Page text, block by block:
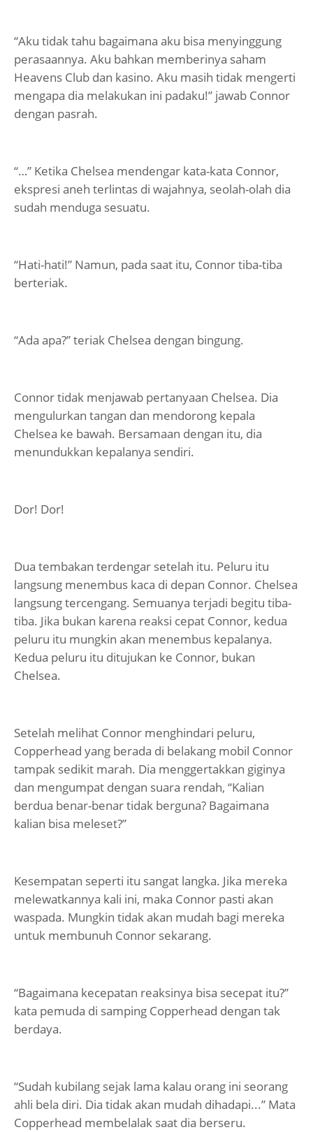
“Aku tidak tahu bagaimana aku bisa menyinggung
perasaannya. Aku bahkan memberinya saham
Heavens Club dan kasino. Aku masih tidak mengerti
mengapa dia melakukan ini padaku!” jawab Connor
dengan pasrah.
“…” Ketika Chelsea mendengar kata-kata Connor,
ekspresi aneh terlintas di wajahnya, seolah-olah dia
sudah menduga sesuatu.
“Hati-hati!” Namun, pada saat itu, Connor tiba-tiba
berteriak.
“Ada apa?” teriak Chelsea dengan bingung.
Connor tidak menjawab pertanyaan Chelsea. Dia
mengulurkan tangan dan mendorong kepala
Chelsea ke bawah. Bersamaan dengan itu, dia
menundukkan kepalanya sendiri.
Dor! Dor!
Dua tembakan terdengar setelah itu. Peluru itu
langsung menembus kaca di depan Connor. Chelsea
langsung tercengang. Semuanya terjadi begitu tiba-
tiba. Jika bukan karena reaksi cepat Connor, kedua
peluru itu mungkin akan menembus kepalanya.
Kedua peluru itu ditujukan ke Connor, bukan
Chelsea.
Setelah melihat Connor menghindari peluru,
Copperhead yang berada di belakang mobil Connor
tampak sedikit marah. Dia menggertakkan giginya
dan mengumpat dengan suara rendah, “Kalian
berdua benar-benar tidak berguna? Bagaimana
kalian bisa meleset?”
Kesempatan seperti itu sangat langka. Jika mereka
melewatkannya kali ini, maka Connor pasti akan
waspada. Mungkin tidak akan mudah bagi mereka
untuk membunuh Connor sekarang.
“Bagaimana kecepatan reaksinya bisa secepat itu?”
kata pemuda di samping Copperhead dengan tak
berdaya.
“Sudah kubilang sejak lama kalau orang ini seorang
ahli bela diri. Dia tidak akan mudah dihadapi...” Mata
Copperhead membelalak saat dia berseru.